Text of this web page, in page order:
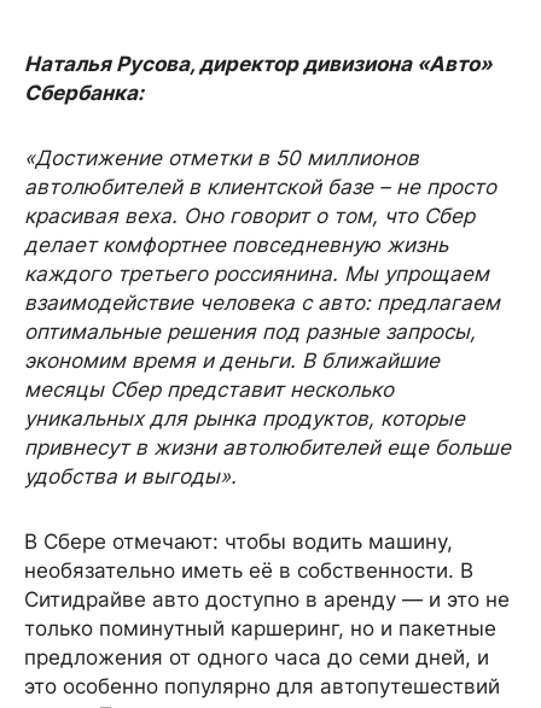
Наталья Русова, директор дивизиона «Авто»
Сбербанка:
«Достижение отметки в 50 миллионов
автолюбителей в клиентской базе – не просто
красивая веха. Оно говорит о том, что Сбер
делает комфортнее повседневную жизнь
каждого третьего россиянина. Мы упрощаем
взаимодействие человека с авто: предлагаем
оптимальные решения под разные запросы,
экономим время и деньги. В ближайшие
месяцы Сбер представит несколько
уникальных для рынка продуктов, которые
привнесут в жизни автолюбителей еще больше
удобства и выгоды».
В Сбере отмечают: чтобы водить машину,
необязательно иметь её в собственности. В
Ситидрайве авто доступно в аренду — и это не
только поминутный каршеринг, но и пакетные
предложения от одного часа до семи дней, и
это особенно популярно для автопутешествий